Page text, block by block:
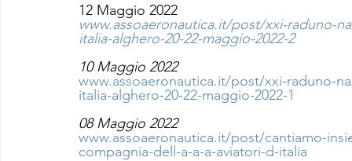
12 Maggio 2022
www.assoaeronautica.it/post/xxi-raduno-
italia-alghero-20-22-maggio-2022-2
10 Maggio 2022
www.assoaeronautica.it/post/xxi-raduno-
italia-alghero-20-22-maggio-2022-1
08 Maggio 2022
www.assoaeronautica.it/post/cantiamo-
compagnia-dell-a-a-a-aviatori-d-italia